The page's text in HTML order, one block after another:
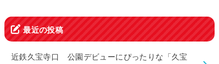
最近の投稿
近鉄久宝寺口 公園デビューにぴったりな「久宝